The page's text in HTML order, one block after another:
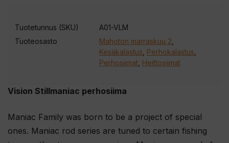
Vision Stillmaniac perhosiima
Maniac Family was born to be a project of special
ones. Maniac rod series are tuned to certain fishing
Tuotetunnus (SKU)
A01-VLM
Tuoteosasto
Mahoton marraskuu 2
Kesäkalastus Perhokalastus
Perhosiimat Heittosiimat